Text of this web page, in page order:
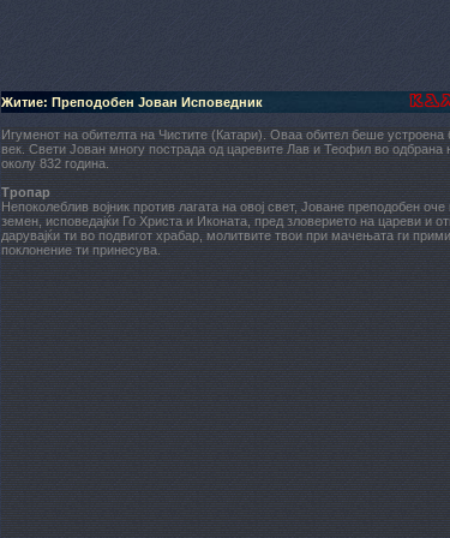
Житие: Преподобен Јован Исповедник
Игуменот на обителта на Чистите (Катари). Оваа обител беше устроена
век. Свети Јован многу пострада од царевите Лав и Теофил во
околу 832 година.
Тропар
Непоколеблив војник против лагата на овој свет, Јоване преподобен
земен, исповедајќи Го Христа и Иконата, пред зловерието на цареви и
дарувајќи ти во подвигот храбар, молитвите твои при мачењата ги
поклонение ти принесува.